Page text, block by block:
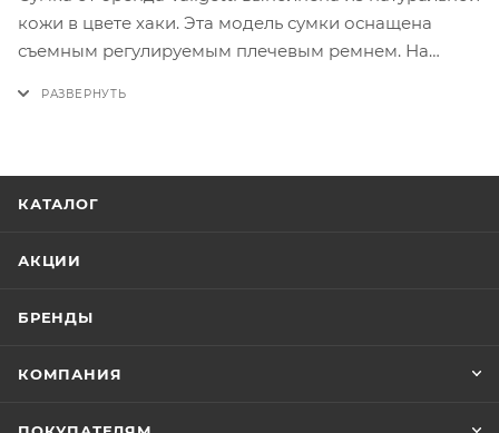
кожи в цвете хаки. Эта модель сумки оснащена
съемным регулируемым плечевым ремнем. На
КАТАЛОГ
АКЦИИ
БРЕНДЫ
КОМПАНИЯ